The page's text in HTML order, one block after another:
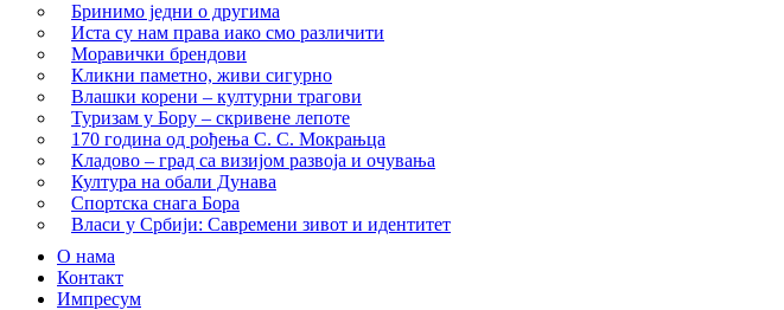
Бринимо једни о другима
Иста су нам права иако смо различити
Моравички брендови
Кликни паметно, живи сигурно
Влашки корени – културни трагови
Туризам у Бору – скривене лепоте
170 година од рођења С. С. Мокрањца
Кладово – град са визијом развоја и очувања
Култура на обали Дунава
Спортска снага Бора
Власи у Србији: Савремени зивот и идентитет
О нама
Контакт
Импресум